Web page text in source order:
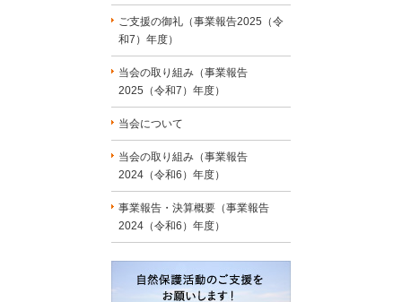
ご支援の御礼（事業報告2025（令
和7）年度）
当会の取り組み（事業報告
2025（令和7）年度）
当会について
当会の取り組み（事業報告
2024（令和6）年度）
事業報告・決算概要（事業報告
2024（令和6）年度）